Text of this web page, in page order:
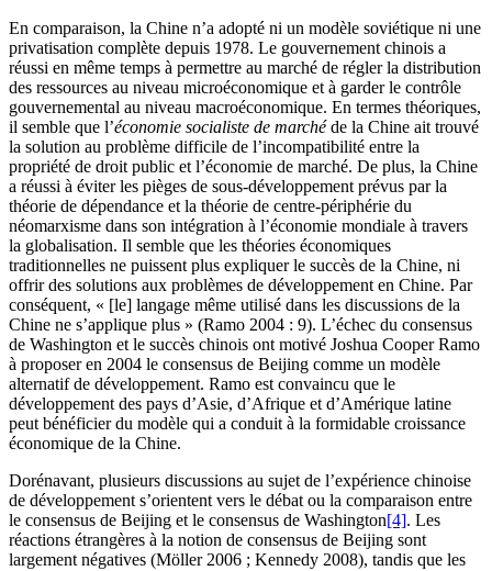
En comparaison, la Chine n’a adopté ni un modèle soviétique ni une
privatisation complète depuis 1978. Le gouvernement chinois a
réussi en même temps à permettre au marché de régler la distribution
des ressources au niveau microéconomique et à garder le contrôle
gouvernemental au niveau macroéconomique. En termes théoriques,
il semble que l’économie socialiste de marché de la Chine ait trouvé
la solution au problème difficile de l’incompatibilité entre la
propriété de droit public et l’économie de marché. De plus, la Chine
a réussi à éviter les pièges de sous-développement prévus par la
théorie de dépendance et la théorie de centre-périphérie du
néomarxisme dans son intégration à l’économie mondiale à travers
la globalisation. Il semble que les théories économiques
traditionnelles ne puissent plus expliquer le succès de la Chine, ni
offrir des solutions aux problèmes de développement en Chine. Par
conséquent, « [le] langage même utilisé dans les discussions de la
Chine ne s’applique plus » (Ramo 2004 : 9). L’échec du consensus
de Washington et le succès chinois ont motivé Joshua Cooper Ramo
à proposer en 2004 le consensus de Beijing comme un modèle
alternatif de développement. Ramo est convaincu que le
développement des pays d’Asie, d’Afrique et d’Amérique latine
peut bénéficier du modèle qui a conduit à la formidable croissance
économique de la Chine.
Dorénavant, plusieurs discussions au sujet de l’expérience chinoise
de développement s’orientent vers le débat ou la comparaison entre
le consensus de Beijing et le consensus de Washington[4]. Les
réactions étrangères à la notion de consensus de Beijing sont
largement négatives (Möller 2006 ; Kennedy 2008), tandis que les